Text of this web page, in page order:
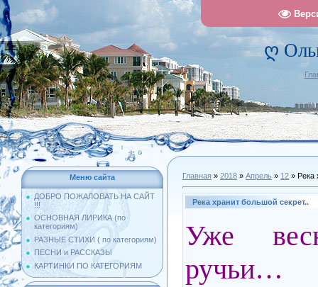
ღ
Меню сайта
ДОБРО ПОЖАЛОВАТЬ НА САЙТ
!!!
ОСНОВНАЯ ЛИРИКА (по
категориям)
РАЗНЫЕ СТИХИ ( по категориям)
ПЕСНИ и РАССКАЗЫ
КАРТИНКИ ПО КАТЕГОРИЯМ
Главная » 2018 » Апрель » 12 » Река
Река хранит большой секрет..
Уже
ручьи…